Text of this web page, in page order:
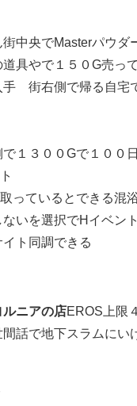
街中央でMasterパウダ
具やで１５０G売っ
手 街右側で帰る自宅
で１３００Gで１００
っているとできる混
いを選択でHイベント
ト同調できる
ルニアの店EROS上限
話で地下スラムにい